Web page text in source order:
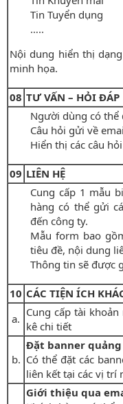
Tin Tuyển dụng
…..
Nội dung hiển thị
minh họa.
08 TƯ VẤN – HỎI ĐÁP
Người dùng có thể
Câu hỏi gửi về
Hiển thị các câu
09 LIÊN HỆ
Cung cấp 1 mẫu
hàng có thể gửi
đến công ty.
Mẫu form bao
tiêu đề, nội dung
Thông tin sẽ được
10 CÁC TIỆN ÍCH
a. Cung cấp tài
kê chi tiết
b.
Đặt banner
Có thể đặt các
liên kết tại các vị trí
Giới thiệu qua